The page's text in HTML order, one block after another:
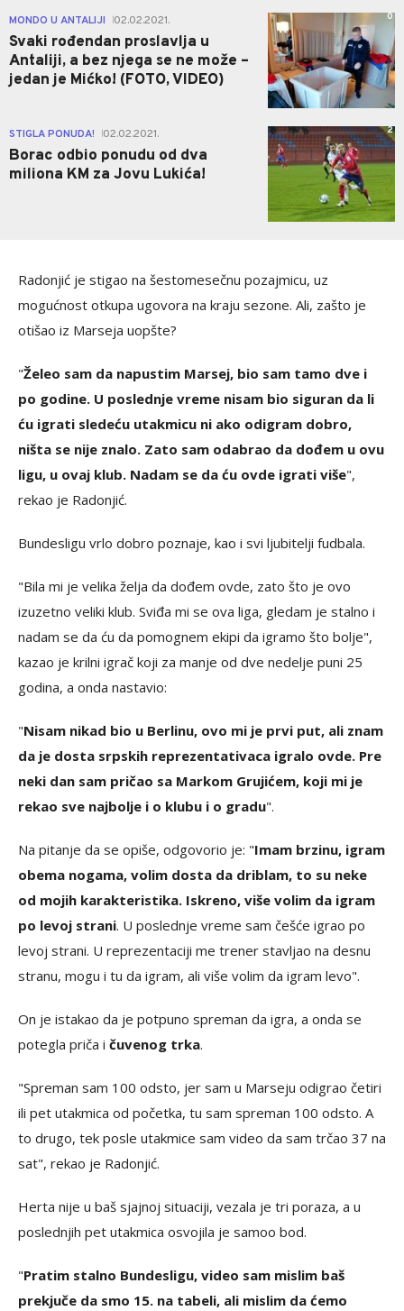
MONDO U ANTALIJI 02.02.2021.
Svaki rođendan proslavlja u
Antaliji, a bez njega se ne može –
jedan je Mićko! (FOTO, VIDEO)
0
STIGLA PONUDA! 02.02.2021.
Borac odbio ponudu od dva
miliona KM za Jovu Lukića!
2
Radonjić je stigao na šestomesečnu pozajmicu, uz
mogućnost otkupa ugovora na kraju sezone. Ali, zašto je
otišao iz Marseja uopšte?
"Želeo sam da napustim Marsej, bio sam tamo dve i
po godine. U poslednje vreme nisam bio siguran da li
ću igrati sledeću utakmicu ni ako odigram dobro,
ništa se nije znalo. Zato sam odabrao da dođem u ovu
ligu, u ovaj klub. Nadam se da ću ovde igrati više",
rekao je Radonjić.
Bundesligu vrlo dobro poznaje, kao i svi ljubitelji fudbala.
"Bila mi je velika želja da dođem ovde, zato što je ovo
izuzetno veliki klub. Sviđa mi se ova liga, gledam je stalno i
nadam se da ću da pomognem ekipi da igramo što bolje",
kazao je krilni igrač koji za manje od dve nedelje puni 25
godina, a onda nastavio:
"Nisam nikad bio u Berlinu, ovo mi je prvi put, ali znam
da je dosta srpskih reprezentativaca igralo ovde. Pre
neki dan sam pričao sa Markom Grujićem, koji mi je
rekao sve najbolje i o klubu i o gradu".
Na pitanje da se opiše, odgovorio je: "Imam brzinu, igram
obema nogama, volim dosta da driblam, to su neke
od mojih karakteristika. Iskreno, više volim da igram
po levoj strani. U poslednje vreme sam češće igrao po
levoj strani. U reprezentaciji me trener stavljao na desnu
stranu, mogu i tu da igram, ali više volim da igram levo".
On je istakao da je potpuno spreman da igra, a onda se
potegla priča i čuvenog trka.
"Spreman sam 100 odsto, jer sam u Marseju odigrao četiri
ili pet utakmica od početka, tu sam spreman 100 odsto. A
to drugo, tek posle utakmice sam video da sam trčao 37 na
sat", rekao je Radonjić.
Herta nije u baš sjajnoj situaciji, vezala je tri poraza, a u
poslednjih pet utakmica osvojila je samoo bod.
"Pratim stalno Bundesligu, video sam mislim baš
prekjuče da smo 15. na tabeli, ali mislim da ćemo